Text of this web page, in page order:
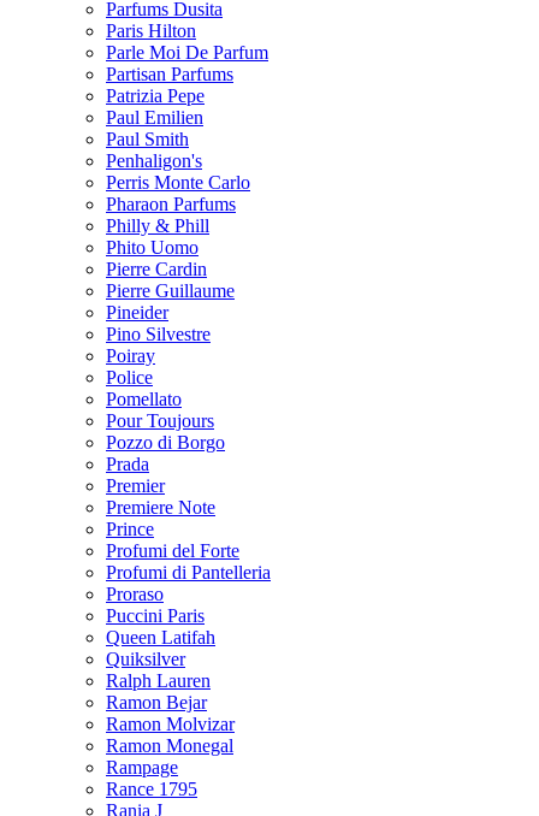
Parfums Dusita
Paris Hilton
Parle Moi De Parfum
Partisan Parfums
Patrizia Pepe
Paul Emilien
Paul Smith
Penhaligon's
Perris Monte Carlo
Pharaon Parfums
Philly & Phill
Phito Uomo
Pierre Cardin
Pierre Guillaume
Pineider
Pino Silvestre
Poiray
Police
Pomellato
Pour Toujours
Pozzo di Borgo
Prada
Premier
Premiere Note
Prince
Profumi del Forte
Profumi di Pantelleria
Proraso
Puccini Paris
Queen Latifah
Quiksilver
Ralph Lauren
Ramon Bejar
Ramon Molvizar
Ramon Monegal
Rampage
Rance 1795
Rania J